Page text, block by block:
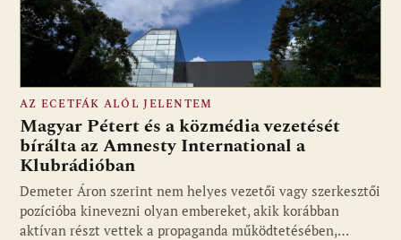
Fotó: media1.hu
AZ ECETFÁK ALÓL JELENTEM
Magyar Pétert és a közmédia vezetését
bírálta az Amnesty International a
Klubrádióban
Demeter Áron szerint nem helyes vezetői vagy szerkesztői
pozícióba kinevezni olyan embereket, akik korábban
aktívan részt vettek a propaganda működtetésében,…